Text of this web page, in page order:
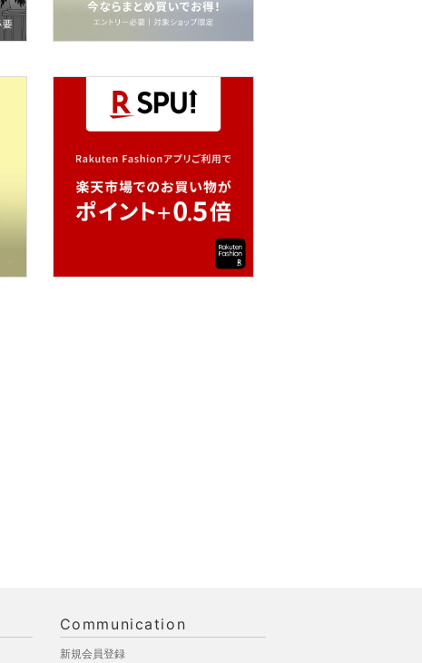
Communication
新規会員登録